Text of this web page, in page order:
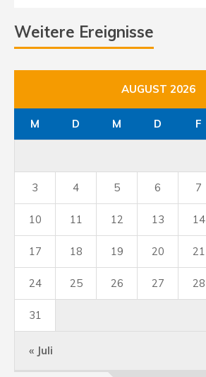
Weitere Ereignisse
AUGUST 2026
M D M D F
« Juli
3 4 5 6 7
10 11 12 13 14
17 18 19 20 21
24 25 26 27 28
31